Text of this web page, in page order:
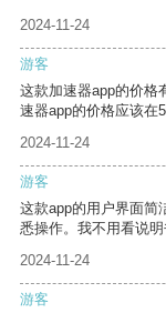
2024-11-24
游客
这款加速器app的价格
速器app的价格应该在
2024-11-24
游客
这款app的用户界面简
悉操作。我不用看说明
2024-11-24
游客